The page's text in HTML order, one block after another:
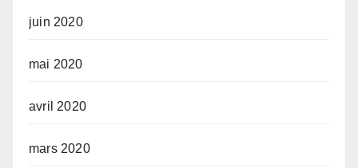
juin 2020
mai 2020
avril 2020
mars 2020